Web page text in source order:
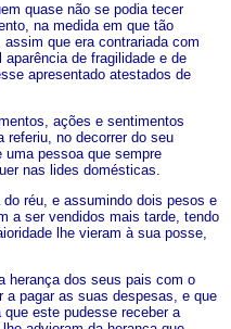
quase não se podia tecer
na medida em que tão
que era contrariada com
de fragilidade e de
apresentado atestados de
ações e sentimentos
referiu, no decorrer do seu
pessoa que sempre
nas lides domésticas.
réu, e assumindo dois pesos e
a ser vendidos mais tarde, tendo
lhe vieram à sua posse,
herança dos seus pais com o
a pagar as suas despesas, e que
este pudesse receber a